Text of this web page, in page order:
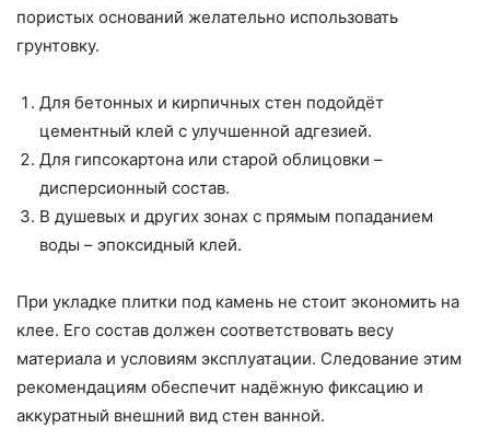
пористых оснований желательно использовать
грунтовку.
Для бетонных и кирпичных стен подойдёт
цементный клей с улучшенной адгезией.
Для гипсокартона или старой облицовки –
дисперсионный состав.
В душевых и других зонах с прямым попаданием
воды – эпоксидный клей.
При укладке плитки под камень не стоит экономить на
клее. Его состав должен соответствовать весу
материала и условиям эксплуатации. Следование этим
рекомендациям обеспечит надёжную фиксацию и
аккуратный внешний вид стен ванной.